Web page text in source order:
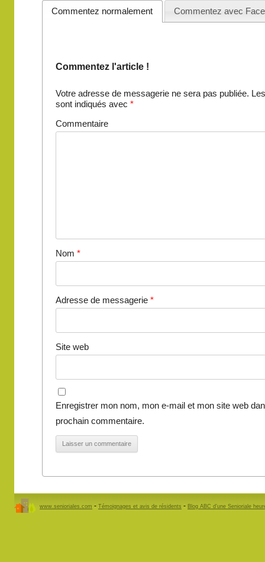
desCommentez normalement Commentez avec
Commentez l'article !
Votre adresse de messagerie ne sera pas publiée.
sont indiqués avec *
Commentaire
Nom *
Adresse de messagerie *
Site web
Enregistrer mon nom, mon e-mail et mon site web
prochain commentaire.
www.senioriales.com - Témoignages et avis de résidents - Blog ABC d’une Senioriale